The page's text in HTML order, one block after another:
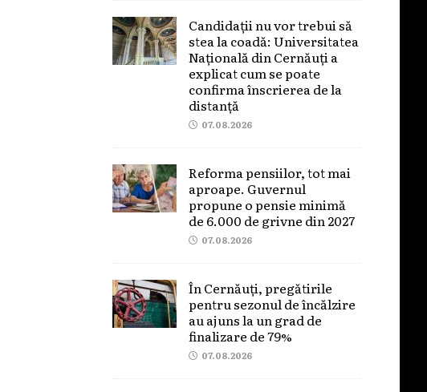
Candidații nu vor trebui să
stea la coadă: Universitatea
Națională din Cernăuți a
explicat cum se poate
confirma înscrierea de la
distanță
07.08.2026
Reforma pensiilor, tot mai
aproape. Guvernul
propune o pensie minimă
de 6.000 de grivne din 2027
07.08.2026
În Cernăuți, pregătirile
pentru sezonul de încălzire
au ajuns la un grad de
finalizare de 79%
07.08.2026